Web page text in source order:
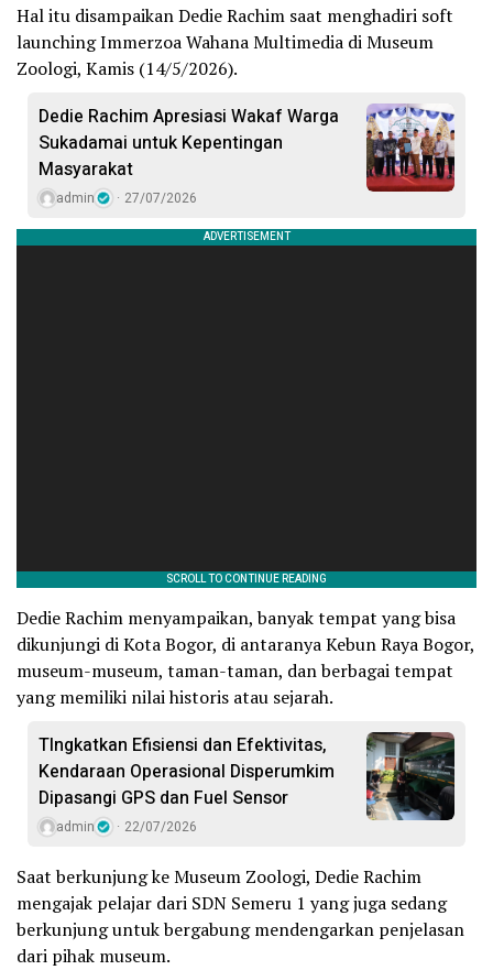
Hal itu disampaikan Dedie Rachim saat menghadiri soft
launching Immerzoa Wahana Multimedia di Museum
Zoologi, Kamis (14/5/2026).
Dedie Rachim Apresiasi Wakaf Warga
Sukadamai untuk Kepentingan
Masyarakat
admin 27/07/2026
Dedie Rachim menyampaikan, banyak tempat yang bisa
dikunjungi di Kota Bogor, di antaranya Kebun Raya Bogor,
museum-museum, taman-taman, dan berbagai tempat
yang memiliki nilai historis atau sejarah.
TIngkatkan Efisiensi dan Efektivitas,
Kendaraan Operasional Disperumkim
Dipasangi GPS dan Fuel Sensor
admin 22/07/2026
Saat berkunjung ke Museum Zoologi, Dedie Rachim
mengajak pelajar dari SDN Semeru 1 yang juga sedang
berkunjung untuk bergabung mendengarkan penjelasan
dari pihak museum.